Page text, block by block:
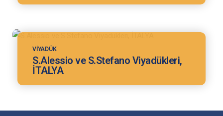
VIYADÜK
S.Alessio ve S.Stefano Viyadükleri,
İTALYA